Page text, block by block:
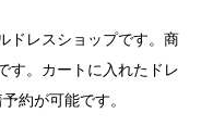
ドレスショップです。商
す。カートに入れたドレ
約が可能です。